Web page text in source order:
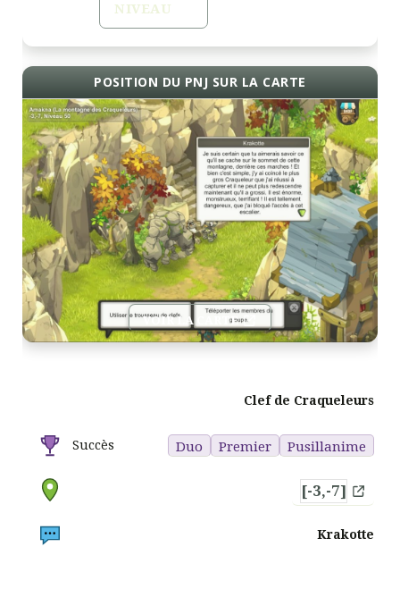
NIVEAU
Clef de Craqueleurs
Succès Duo Premier Pusillanime
[-3,-7]
Krakotte
POSITION DU PNJ SUR LA CARTE
VOIR LA CARTE